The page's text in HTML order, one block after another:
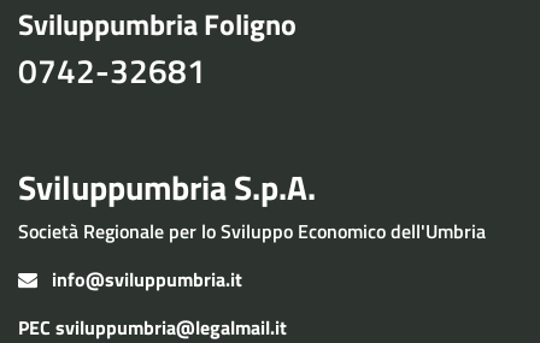
Sviluppumbria Foligno
0742-32681
Sviluppumbria S.p.A.
Società Regionale per lo Sviluppo Economico dell'Umbria
info@sviluppumbria.it
PEC sviluppumbria@legalmail.it